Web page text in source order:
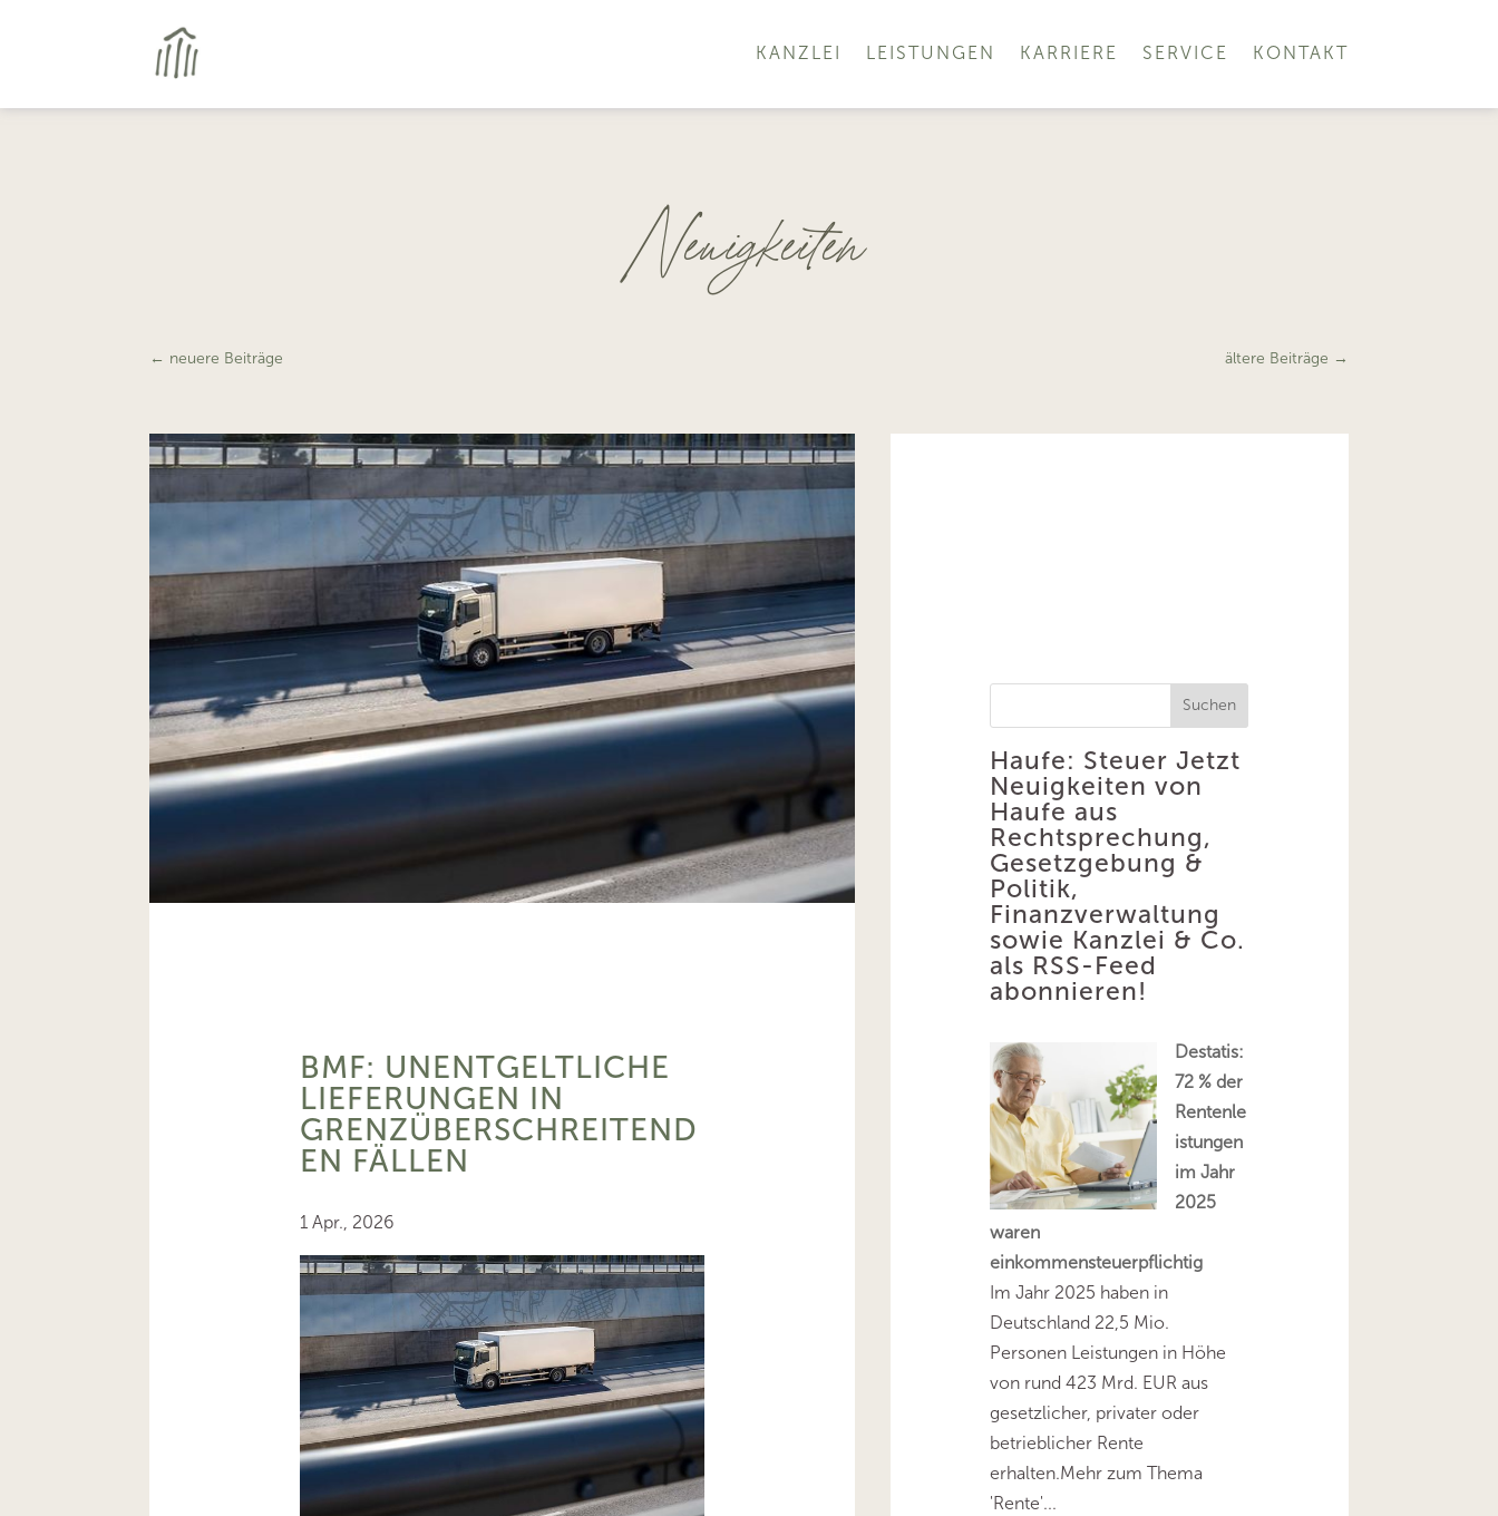
KANZLEI LEISTUNGEN KARRIERE SERVICE KONTAKT
Neuigkeiten
← neuere Beiträge ältere Beiträge →
BMF: UNENTGELTLICHE
LIEFERUNGEN IN
GRENZÜBERSCHREITEND
EN FÄLLEN
1 Apr., 2026
Suchen
Haufe: Steuer Jetzt
Neuigkeiten von
Haufe aus
Rechtsprechung,
Gesetzgebung &
Politik,
Finanzverwaltung
sowie Kanzlei & Co.
als RSS-Feed
abonnieren!
Destatis:
72 % der
Rentenle
istungen
im Jahr
2025
waren
einkommensteuerpflichtig
Im Jahr 2025 haben in
Deutschland 22,5 Mio.
Personen Leistungen in Höhe
von rund 423 Mrd. EUR aus
gesetzlicher, privater oder
betrieblicher Rente
erhalten.Mehr zum Thema
'Rente'...